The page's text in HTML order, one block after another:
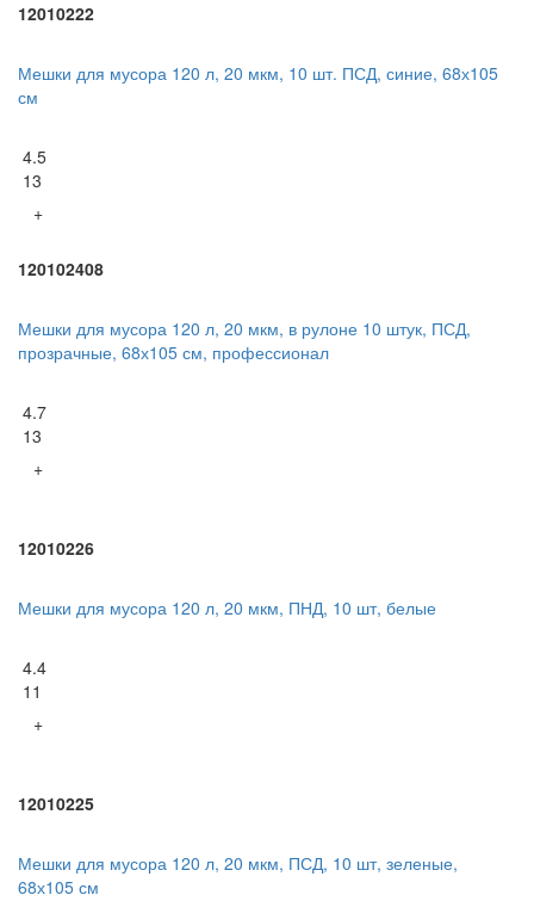
12010222
Мешки для мусора 120 л, 20 мкм, 10 шт. ПСД, синие, 68х105
см
4.5
13
+
120102408
Мешки для мусора 120 л, 20 мкм, в рулоне 10 штук, ПСД,
прозрачные, 68х105 см, профессионал
4.7
13
+
12010226
Мешки для мусора 120 л, 20 мкм, ПНД, 10 шт, белые
4.4
11
+
12010225
Мешки для мусора 120 л, 20 мкм, ПСД, 10 шт, зеленые,
68х105 см